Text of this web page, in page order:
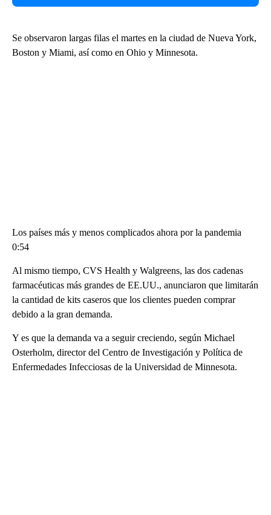
Se observaron largas filas el martes en la ciudad de Nueva York,
Boston y Miami, así como en Ohio y Minnesota.
Los países más y menos complicados ahora por la pandemia
0:54
Al mismo tiempo, CVS Health y Walgreens, las dos cadenas
farmacéuticas más grandes de EE.UU., anunciaron que limitarán
la cantidad de kits caseros que los clientes pueden comprar
debido a la gran demanda.
Y es que la demanda va a seguir creciendo, según Michael
Osterholm, director del Centro de Investigación y Política de
Enfermedades Infecciosas de la Universidad de Minnesota.